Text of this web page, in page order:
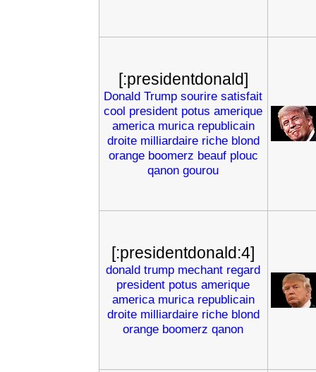
[:presidentdonald]
Donald Trump sourire satisfait
cool president potus amerique
america murica republicain
droite milliardaire riche blond
orange boomerz beauf plouc
qanon gourou
[:presidentdonald:4]
donald trump mechant regard
president potus amerique
america murica republicain
droite milliardaire riche blond
orange boomerz qanon